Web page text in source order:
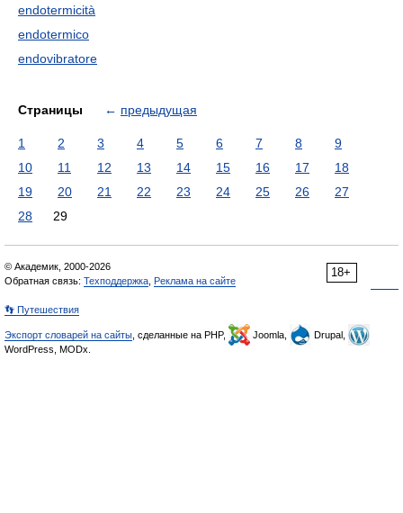
endotermicità
endotermico
endovibratore
Страницы ← предыдущая
1 2 3 4 5 6 7 8
9
10
11 12 13 14 15 16 17
18
19
20 21 22 23 24 25 26
27
28
29
18+
© Академик, 2000-2026
Обратная связь: Техподдержка Реклама на сайте
👣 Путешествия
Экспорт словарей на сайты , сделанные на PHP, Joomla,
Drupal,
WordPress, MODx.